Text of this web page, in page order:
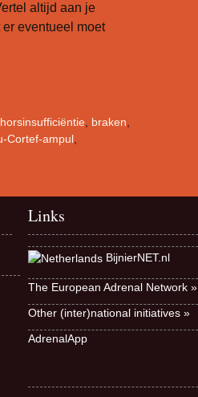
altijd aan je
eventueel moet
braken
Cortef-ampul
Links
BijnierNET.nl
The European Adrenal Network »
Other (inter)national initiatives »
AdrenalApp